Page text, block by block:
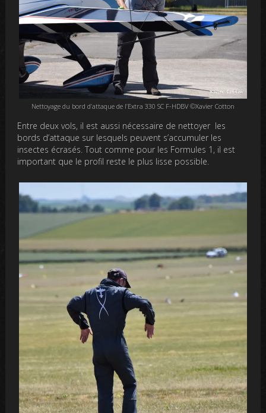
Nettoyage du bord d’attaque de l’Extra 330 SC F-HDBV ©Xavier Cotton
Entre deux vols, il est aussi nécessaire de nettoyer les
bords d’attaque sur lesquels peuvent s’accumuler les
insectes écrasés. Tout comme pour les Formules 1, il est
important que le profil reste le plus lisse possible.